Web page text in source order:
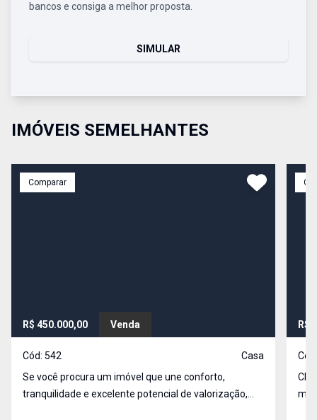
bancos e consiga a melhor proposta.
SIMULAR
IMÓVEIS SEMELHANTES
Comparar
R$ 450.000,00 Venda
Cód: 542
Casa
Se você procura um imóvel que une conforto,
tranquilidade e excelente potencial de valorização,
R$